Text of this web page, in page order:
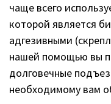
чаще всего
которой является
адгезивными
нашей помощью вы
долговечные
необходимому вам